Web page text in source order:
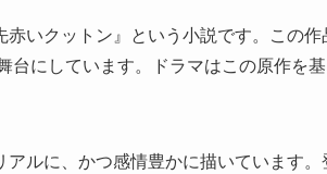
いクットン』という小説です。この
にしています。ドラマはこの原作を
ルに、かつ感情豊かに描いています